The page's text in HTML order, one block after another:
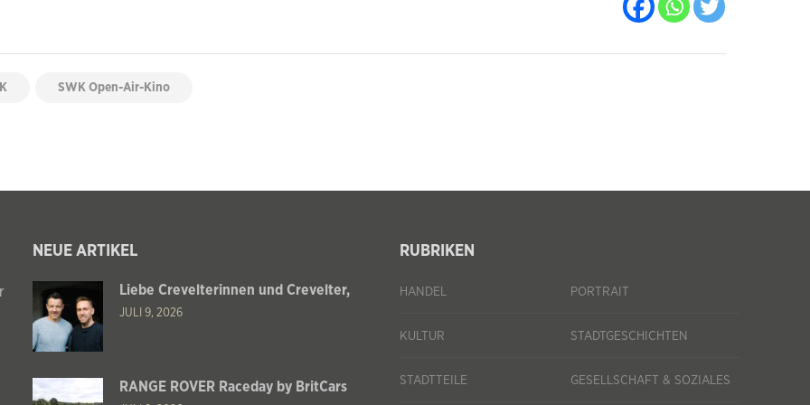
SWK Open-Air-Kino
NEUE ARTIKEL
Liebe Crevelterinnen und Crevelter,
JULI 9, 2026
RANGE ROVER Raceday by BritCars
RUBRIKEN
HANDEL PORTRAIT
KULTUR STADTGESCHICHTEN
STADTTEILE GESELLSCHAFT & SOZIALES